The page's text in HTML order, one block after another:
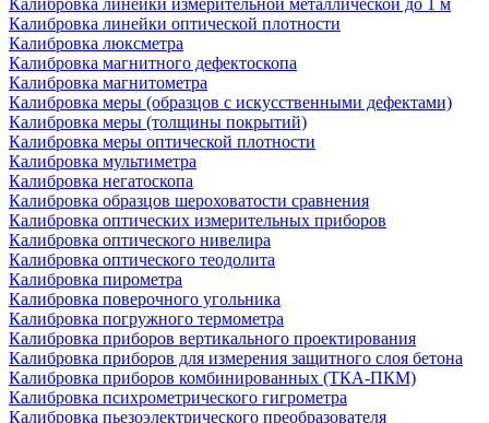
Калибровка линейки измерительной металлической до 1 м
Калибровка линейки оптической плотности
Калибровка люксметра
Калибровка магнитного дефектоскопа
Калибровка магнитометра
Калибровка меры (образцов с искусственными дефектами)
Калибровка меры (толщины покрытий)
Калибровка меры оптической плотности
Калибровка мультиметра
Калибровка негатоскопа
Калибровка образцов шероховатости сравнения
Калибровка оптических измерительных приборов
Калибровка оптического нивелира
Калибровка оптического теодолита
Калибровка пирометра
Калибровка поверочного угольника
Калибровка погружного термометра
Калибровка приборов вертикального проектирования
Калибровка приборов для измерения защитного слоя бетона
Калибровка приборов комбинированных (ТКА-ПКМ)
Калибровка психрометрического гигрометра
Калибровка пьезоэлектрического преобразователя